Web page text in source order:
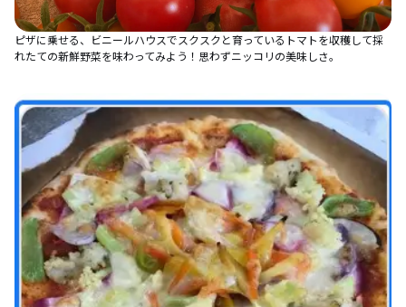
ピザに乗せる、ビニールハウスでスクスクと育っているトマトを収穫して採
れたての新鮮野菜を味わってみよう！思わずニッコリの美味しさ。